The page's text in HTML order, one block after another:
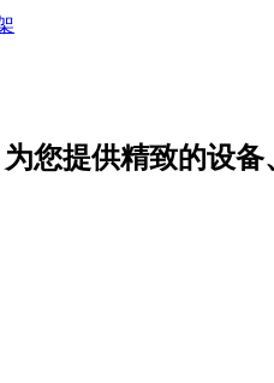
为您提供精致的设